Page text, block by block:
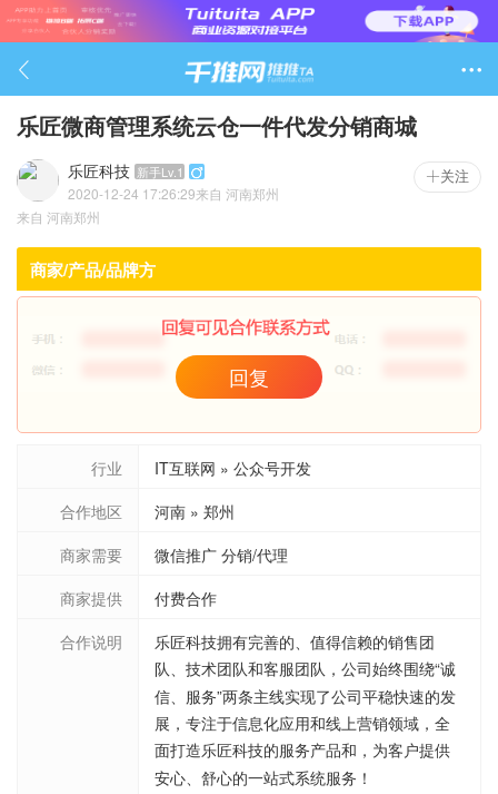

乐匠微商管理系统云仓一件代发分销商城
乐匠科技 新手Lv.1 
2020-12-24 17:26:29来自 河南郑州
1441
关注
来自 河南郑州
商家/产品/品牌方
回复
行业
IT互联网 » 公众号开发
合作地区
河南 » 郑州
商家需要
微信推广 分销/代理
商家提供
付费合作
合作说明
乐匠科技拥有完善的、值得信赖的销售团
队、技术团队和客服团队，公司始终围绕“诚
信、服务”两条主线实现了公司平稳快速的发
展，专注于信息化应用和线上营销领域，全
面打造乐匠科技的服务产品和，为客户提供
安心、舒心的一站式系统服务！